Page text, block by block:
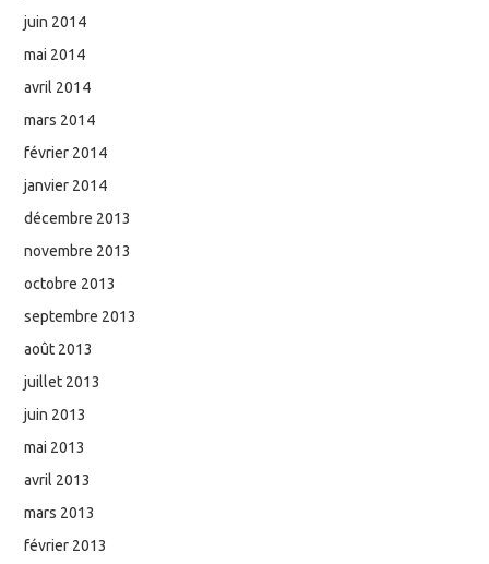
juin 2014
mai 2014
avril 2014
mars 2014
février 2014
janvier 2014
décembre 2013
novembre 2013
octobre 2013
septembre 2013
août 2013
juillet 2013
juin 2013
mai 2013
avril 2013
mars 2013
février 2013